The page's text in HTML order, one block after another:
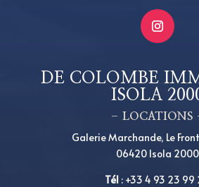
DE COLOMBE
ISOLA
– LOCATIONS
Galerie Marchande, Le
06420 Isola 2000
Tél : +33 4 93 23 99